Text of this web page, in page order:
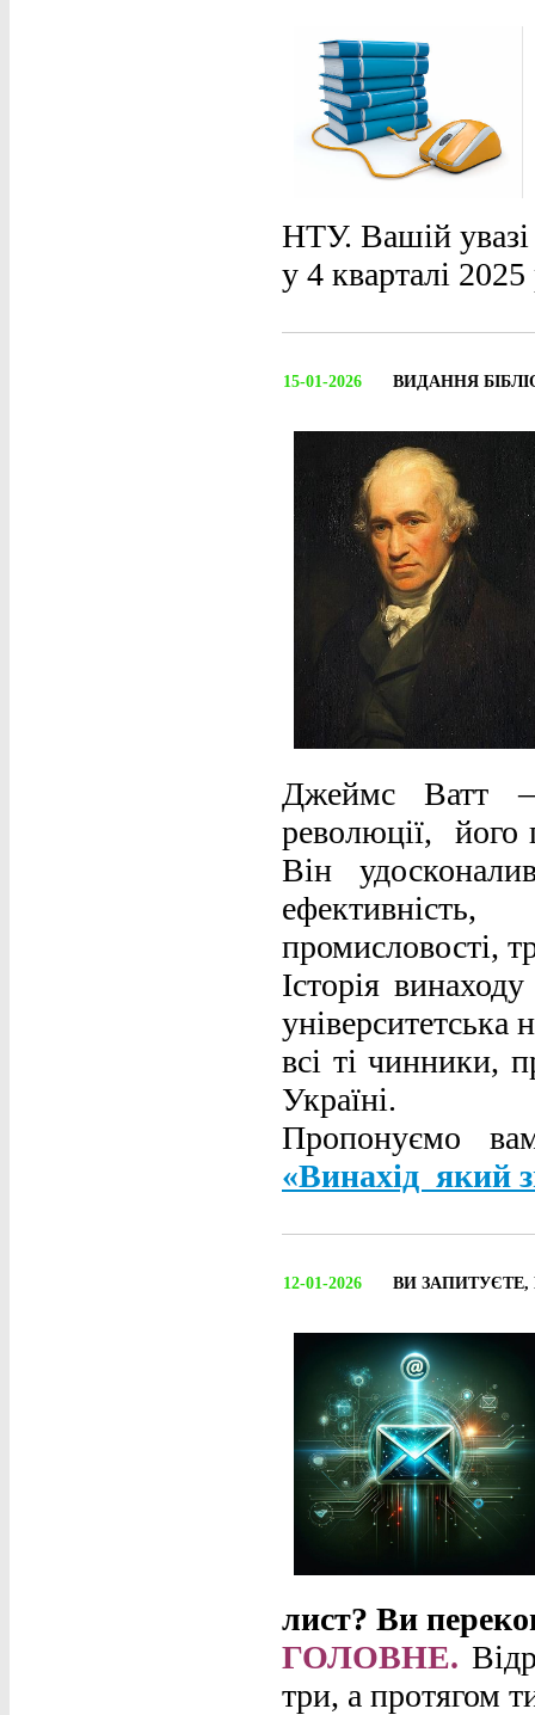
НТУ. Вашій
у 4 кварталі
15-01-2026 ВИДАННЯ
Джеймс Ватт
революції, його
Він
промисловості,
Історія
університетська
всі ті чинники,
Україні.
Пропонуємо
«Винахід який
12-01-2026 ВИ
лист? Ви
ГОЛОВНЕ.
три, а протягом